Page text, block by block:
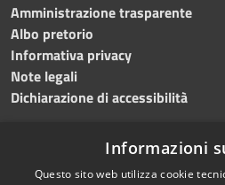
Amministrazione trasparente
Albo pretorio
Informativa privacy
Note legali
Dichiarazione di accessibilità
Informazioni
Questo sito web utilizza cookie